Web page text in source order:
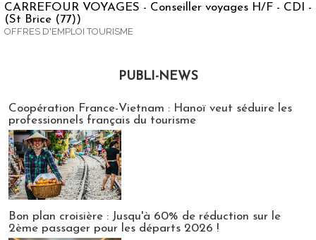
CARREFOUR VOYAGES - Conseiller voyages H/F - CDI -
(St Brice (77))
OFFRES D'EMPLOI TOURISME
PUBLI-NEWS
Coopération France-Vietnam : Hanoï veut séduire les
professionnels français du tourisme
Bon plan croisière : Jusqu'à 60% de réduction sur le
2ème passager pour les départs 2026 !